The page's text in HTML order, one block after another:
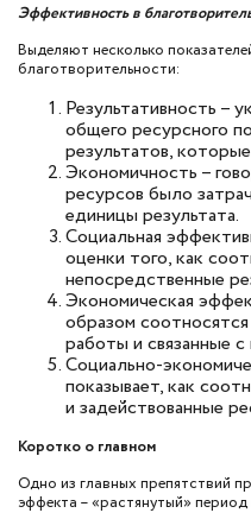
Эффективность в
Выделяют несколько
благотворительности:
Результативность –
общего ресурсного
результатов,
Экономичность –
ресурсов было
единицы результата.
Социальная
оценки того, как
непосредственные
Экономическая
образом
работы и связанные
Социально-
показывает, как
и задействованные
Коротко о главном
Одно из главных препятствий
эффекта – «растянутый»